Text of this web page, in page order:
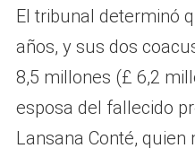
El tribunal determinó
años, y sus dos
8,5 millones (£ 6,2
esposa del fallecido
Lansana Conté,